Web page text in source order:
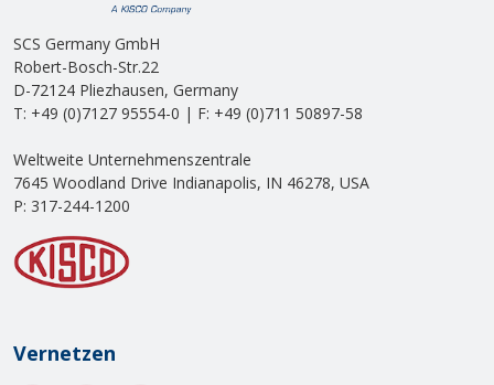
SCS Germany GmbH
Robert-Bosch-Str.22
D-72124 Pliezhausen, Germany
T: +49 (0)7127 95554-0 | F: +49 (0)711 50897-58
Weltweite Unternehmenszentrale
7645 Woodland Drive Indianapolis, IN 46278, USA
P: 317-244-1200
Vernetzen